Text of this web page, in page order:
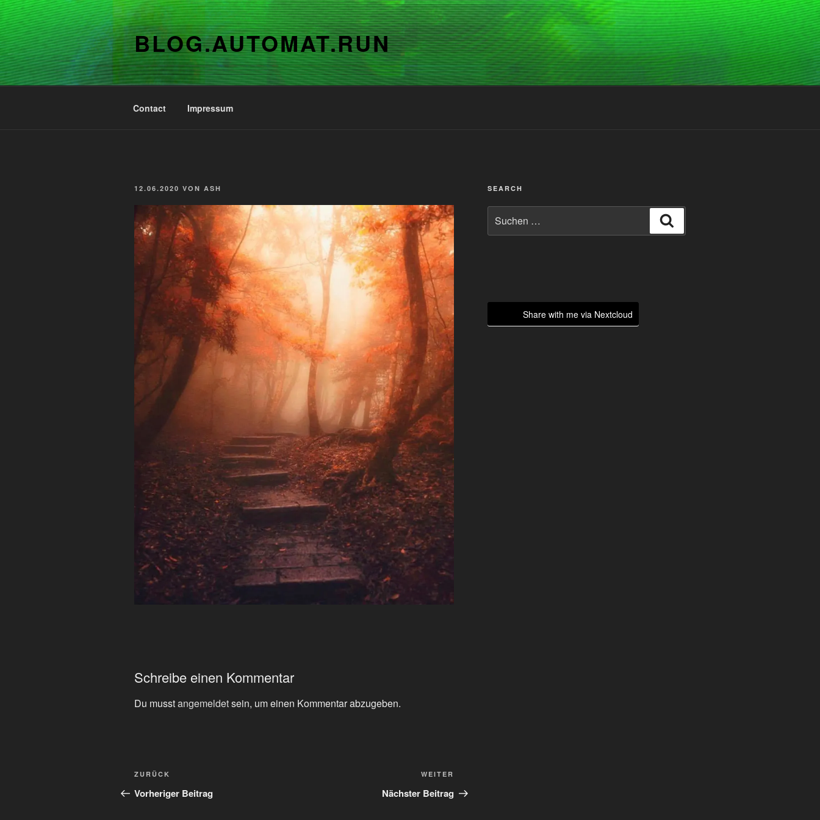
Zum
Inhalt
springen
BLOG.AUTOMAT.RUN
Contact Impressum
VERÖFFENTLICHT
12.06.2020 VON ASH
Schreibe einen Kommentar
Du musstangemeldetsein, um einen Kommentar abzugeben.
Beitragsnavigation
Vorheriger
Beitrag
ZURÜCK
Vorheriger Beitrag
Beitrag
WEITER
Nächster Beitrag
SEARCH
nach:
Share with me via Nextcloud